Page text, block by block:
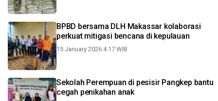
BPBD bersama DLH Makassar kolaborasi
perkuat mitigasi bencana di kepulauan
15 January 2026 4:17 WIB
Sekolah Perempuan di pesisir Pangkep bantu
cegah penikahan anak